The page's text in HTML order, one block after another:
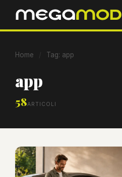
Home Tag: app
app
58ARTICOLI